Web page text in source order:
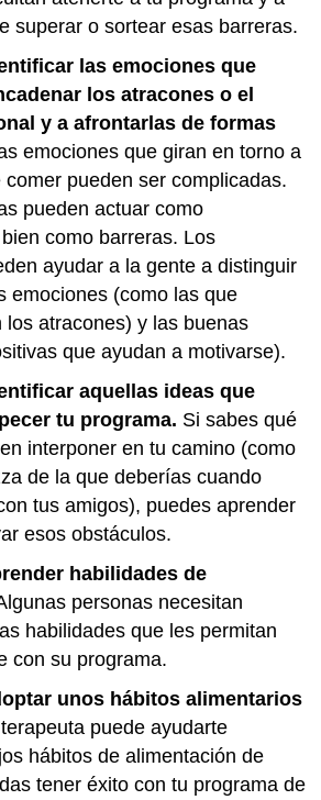
superar o sortear esas barreras.
las emociones que
los atracones o el
y a afrontarlas de formas
emociones que giran en torno a
comer pueden ser complicadas.
pueden actuar como
como barreras. Los
ayudar a la gente a distinguir
emociones (como las que
los atracones) y las buenas
que ayudan a motivarse).
aquellas ideas que
tu programa. Si sabes qué
interponer en tu camino (como
de la que deberías cuando
tus amigos), puedes aprender
esos obstáculos.
habilidades de
personas necesitan
habilidades que les permitan
con su programa.
unos hábitos alimentarios
puede ayudarte
hábitos de alimentación de
tener éxito con tu programa de